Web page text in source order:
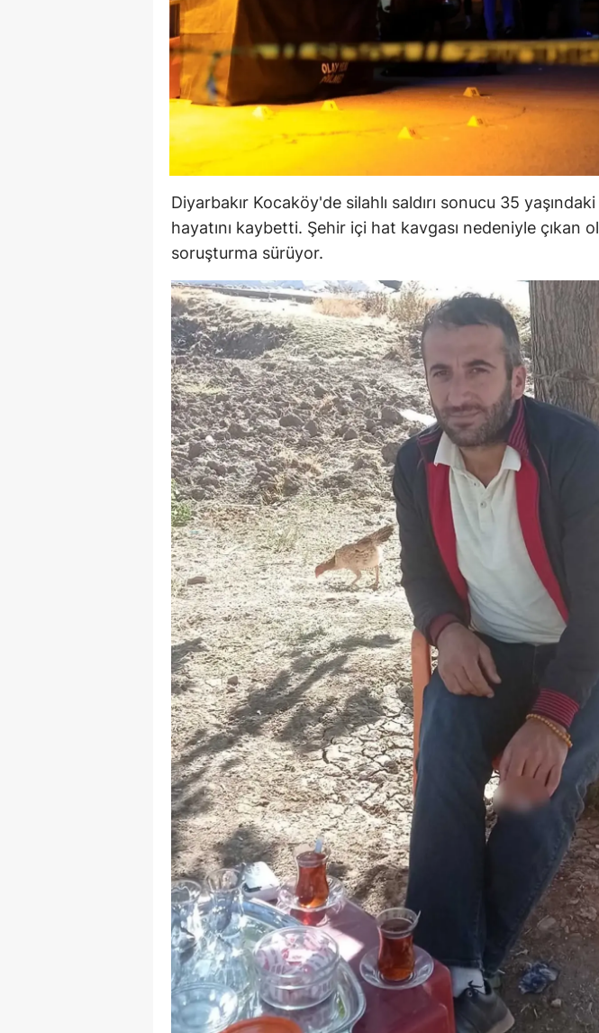
Diyarbakır Kocaköy'de silahlı saldırı sonucu 35
hayatını kaybetti. Şehir içi hat kavgası nedeniyle çıkan
soruşturma sürüyor.